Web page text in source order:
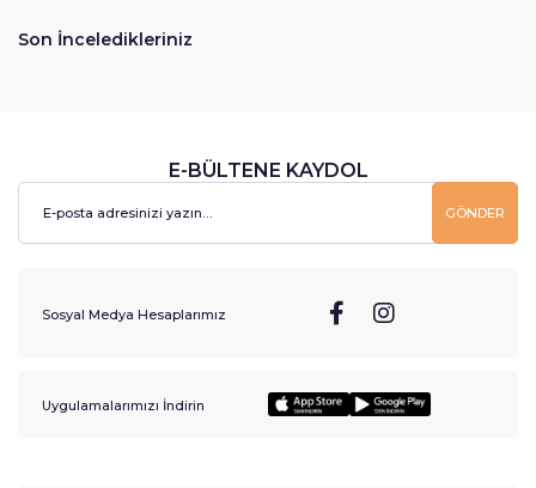
Son İnceledikleriniz
E-BÜLTENE KAYDOL
GÖNDER
Sosyal Medya Hesaplarımız
Uygulamalarımızı İndirin